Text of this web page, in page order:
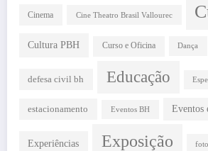
Cinema Cine Theatro Brasil Vallourec
Cultura PBH Curso e Oficina Dança
defesa civil bh Educação
estacionamento Eventos BH Eventos
Experiências Exposição